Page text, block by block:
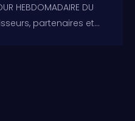
HEBDOMADAIRE DU
partenaires et...